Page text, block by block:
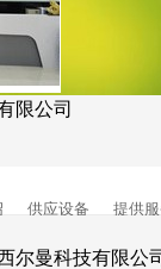
限公司
供应设备 提供
尔曼科技有限公